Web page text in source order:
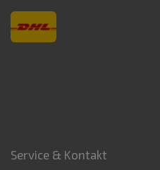
Service & Kontakt